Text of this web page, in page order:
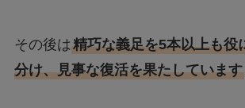
その後は精巧な義足を5本以上も役
分け、見事な復活を果たしています